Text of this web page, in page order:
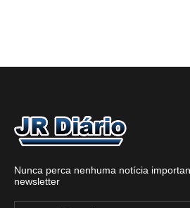
Nunca perca nenhuma notícia
newsletter